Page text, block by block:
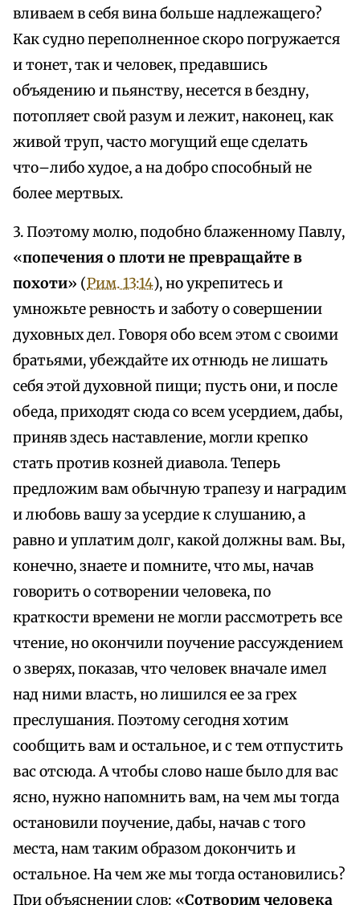
вливаем в себя вина больше надлежащего?
Как судно переполненное скоро погружается
и тонет, так и человек, предавшись
объядению и пьянству, несется в бездну,
потопляет свой разум и лежит, наконец, как
живой труп, часто могущий еще сделать
что–либо худое, а на добро способный не
более мертвых.
3. Поэтому молю, подобно блаженному Павлу,
«попечения о плоти не превращайте в
похоти» (Рим. 13:14), но укрепитесь и
умножьте ревность и заботу о совершении
духовных дел. Говоря обо всем этом с своими
братьями, убеждайте их отнюдь не лишать
себя этой духовной пищи; пусть они, и после
обеда, приходят сюда со всем усердием, дабы,
приняв здесь наставление, могли крепко
стать против козней диавола. Теперь
предложим вам обычную трапезу и наградим
и любовь вашу за усердие к слушанию, а
равно и уплатим долг, какой должны вам. Вы,
конечно, знаете и помните, что мы, начав
говорить о сотворении человека, по
краткости времени не могли рассмотреть все
чтение, но окончили поучение рассуждением
о зверях, показав, что человек вначале имел
над ними власть, но лишился ее за грех
преслушания. Поэтому сегодня хотим
сообщить вам и остальное, и с тем отпустить
вас отсюда. А чтобы слово наше было для вас
ясно, нужно напомнить вам, на чем мы тогда
остановили поучение, дабы, начав с того
места, нам таким образом докончить и
остальное. На чем же мы тогда остановились?
При объяснении слов: «Сотворим человека